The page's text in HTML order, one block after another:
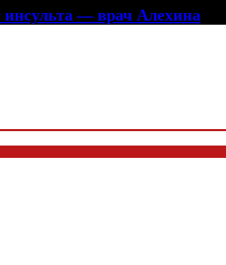
инсульта — врач Алехина